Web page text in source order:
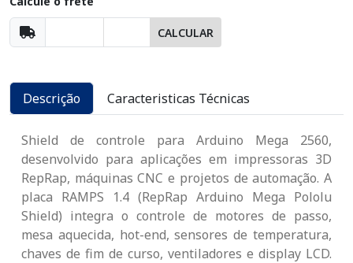
CALCULAR
Descrição Caracteristicas Técnicas
Shield de controle para Arduino Mega 2560,
desenvolvido para aplicações em impressoras 3D
RepRap, máquinas CNC e projetos de automação. A
placa RAMPS 1.4 (RepRap Arduino Mega Pololu
Shield) integra o controle de motores de passo,
mesa aquecida, hot-end, sensores de temperatura,
chaves de fim de curso, ventiladores e display LCD.